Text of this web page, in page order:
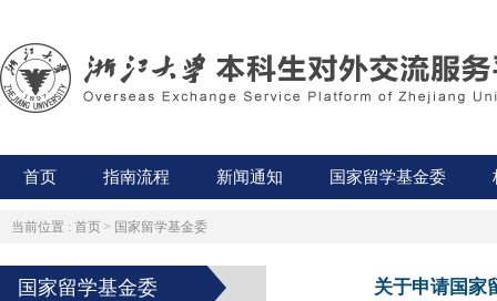
首页 指南流程 新闻通知 国家留学基金委
当前位置 : 首页 > 国家留学基金委
国家留学基金委 关于申请国家